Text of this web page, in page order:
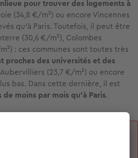
pour trouver des logements à
(34,8 €/m²) ou encore Vincennes
qu’à Paris. Toutefois, il peut être
(30,6 €/m²), Colombes
: ces communes sont toutes très
proches des universités et des
(23,7 €/m²) ou encore
bas. Dans cette dernière, il est
moins par mois qu’à Paris.